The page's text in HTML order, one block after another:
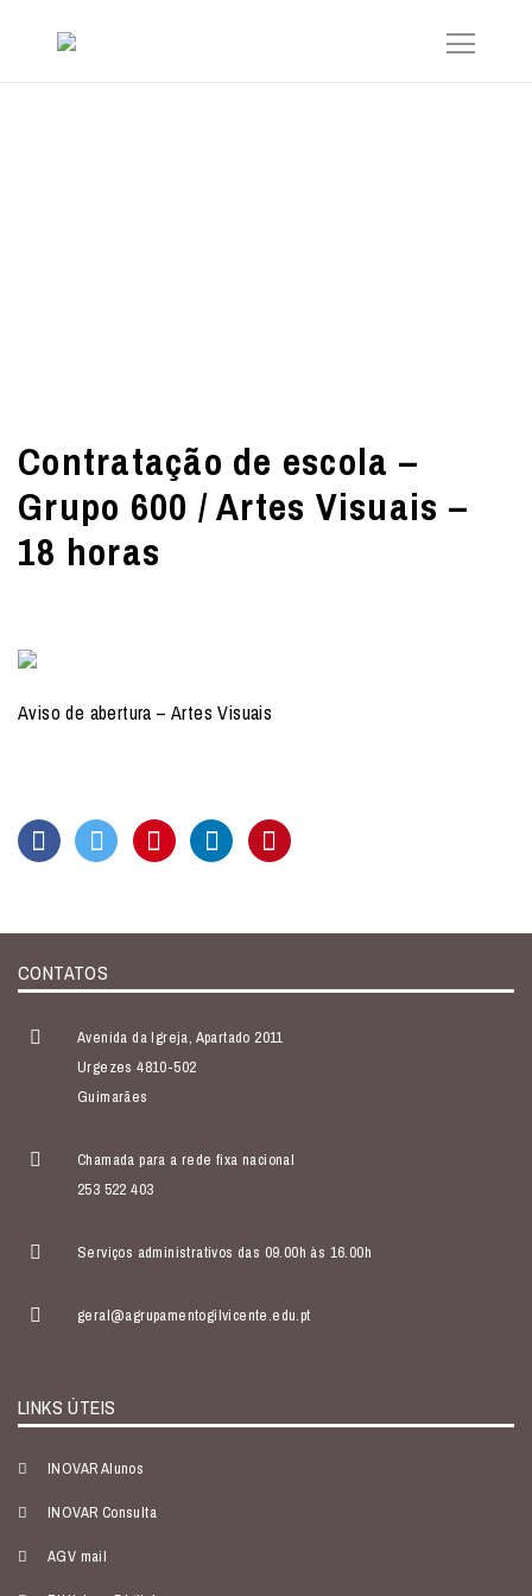
Contratação de escola –
Grupo 600 / Artes Visuais –
18 horas
Aviso de abertura – Artes Visuais
CONTATOS
Avenida da Igreja, Apartado 2011
Urgezes 4810-502
Guimarães
Chamada para a rede fixa nacional
253 522 403
Serviços administrativos das 09.00h às 16.00h
geral@agrupamentogilvicente.edu.pt
LINKS ÚTEIS
INOVAR Alunos
INOVAR Consulta
AGV mail